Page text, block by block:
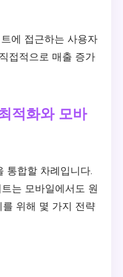
에 접근하는 사용자
접적으로 매출 증가
적화와 모바
통합할 차례입니다.
는 모바일에서도 원
위해 몇 가지 전략